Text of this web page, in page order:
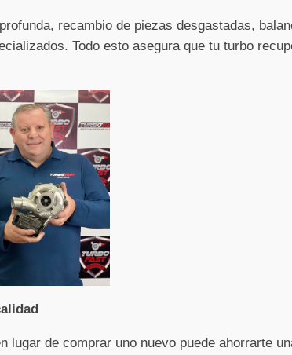
recambio de piezas desgastadas,
Todo esto asegura que tu turbo
lugar de comprar uno nuevo puede ahorrarte